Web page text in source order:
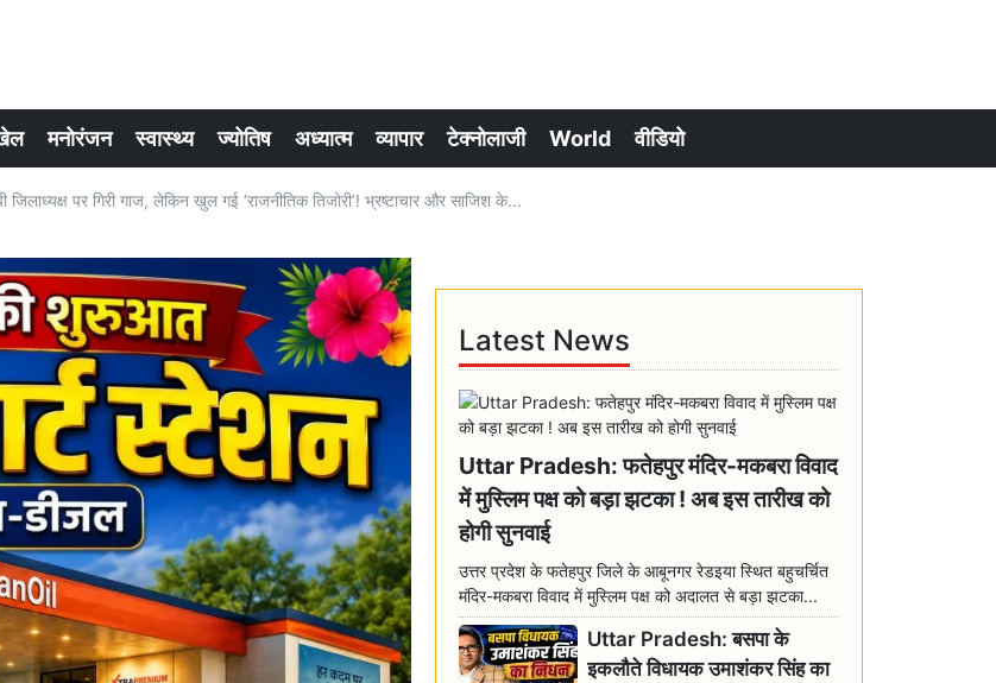
मनोरंजन स्वास्थ्य ज्योतिष अध्यात्म व्यापार टेक्नोलाजी World वीडियो
पर गिरी गाज, लेकिन खुल गई ‘राजनीतिक तिजोरी’! भ्रष्टाचार और साजिश के...
Latest News
Uttar Pradesh: फतेहपुर मंदिर-मकबरा विवाद
में मुस्लिम पक्ष को बड़ा झटका ! अब इस तारीख को
होगी सुनवाई
उत्तर प्रदेश के फतेहपुर जिले के आबूनगर रेडइया स्थित बहुचर्चित
मंदिर-मकबरा विवाद में मुस्लिम पक्ष को अदालत से बड़ा झटका...
Uttar Pradesh: बसपा के
इकलौते विधायक उमाशंकर सिंह का